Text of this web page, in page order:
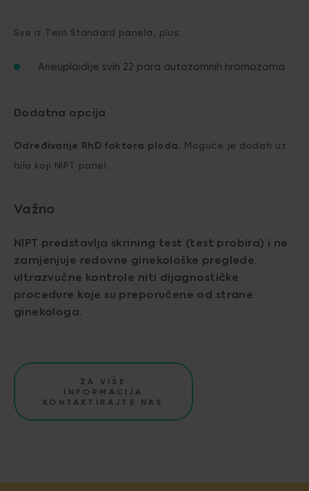
Sve iz Twin Standard panela, plus:
Aneuploidije svih 22 para autozomnih hromozoma
Dodatna opcija
Određivanje RhD faktora ploda. Moguće je dodati uz
bilo koji NIPT panel.
Važno
NIPT predstavlja skrining test (test probira) i ne
zamjenjuje redovne ginekološke preglede,
ultrazvučne kontrole niti dijagnostičke
procedure koje su preporučene od strane
ginekologa.
ZA VIŠE
INFORMACIJA
KONTAKTIRAJTE NAS